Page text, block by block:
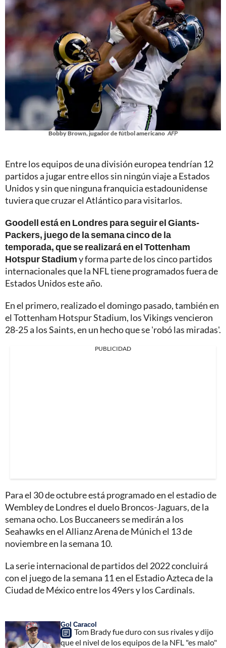
Bobby Brown, jugador de fútbol americano AFP
Entre los equipos de una división europea tendrían 12
partidos a jugar entre ellos sin ningún viaje a Estados
Unidos y sin que ninguna franquicia estadounidense
tuviera que cruzar el Atlántico para visitarlos.
Goodell está en Londres para seguir el Giants-
Packers, juego de la semana cinco de la
temporada, que se realizará en el Tottenham
Hotspur Stadiumy forma parte de los cinco partidos
internacionales que la NFL tiene programados fuera de
Estados Unidos este año.
En el primero, realizado el domingo pasado, también en
el Tottenham Hotspur Stadium, los Vikings vencieron
28-25 a los Saints, en un hecho que se 'robó las miradas'.
PUBLICIDAD
Para el 30 de octubre está programado en el estadio de
Wembley de Londres el duelo Broncos-Jaguars, de la
semana ocho. Los Buccaneers se medirán a los
Seahawks en el Allianz Arena de Múnich el 13 de
noviembre en la semana 10.
La serie internacional de partidos del 2022 concluirá
con el juego de la semana 11 en el Estadio Azteca de la
Ciudad de México entre los 49ers y los Cardinals.
Gol Caracol
Tom Brady fue duro con sus rivales y dijo
que el nivel de los equipos de la NFL "es malo"